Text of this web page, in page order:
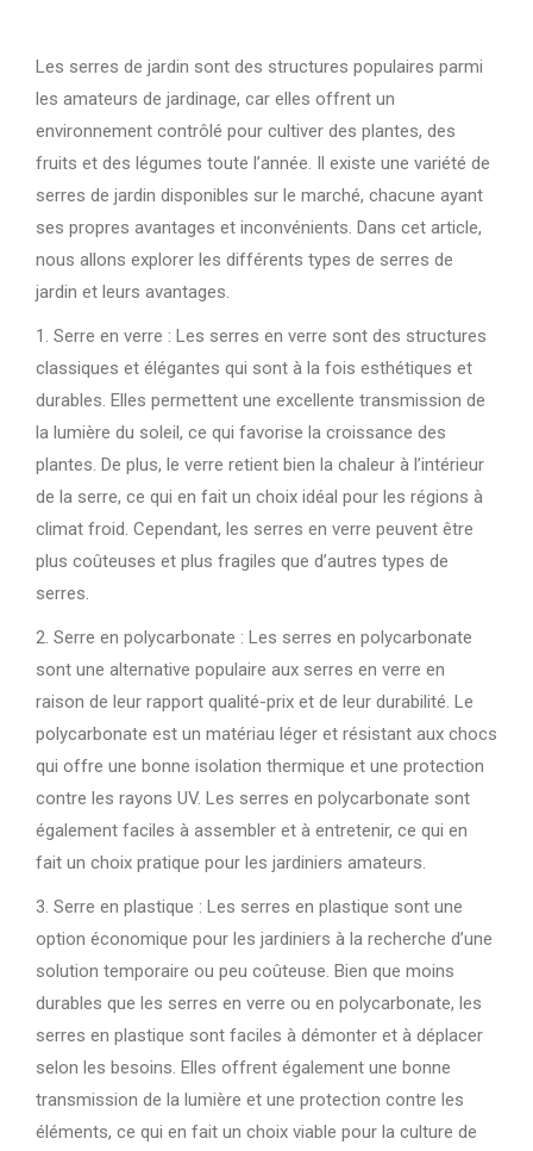
Les serres de jardin sont des structures populaires parmi
les amateurs de jardinage, car elles offrent un
environnement contrôlé pour cultiver des plantes, des
fruits et des légumes toute l’année. Il existe une variété de
serres de jardin disponibles sur le marché, chacune ayant
ses propres avantages et inconvénients. Dans cet article,
nous allons explorer les différents types de serres de
jardin et leurs avantages.
1. Serre en verre : Les serres en verre sont des structures
classiques et élégantes qui sont à la fois esthétiques et
durables. Elles permettent une excellente transmission de
la lumière du soleil, ce qui favorise la croissance des
plantes. De plus, le verre retient bien la chaleur à l’intérieur
de la serre, ce qui en fait un choix idéal pour les régions à
climat froid. Cependant, les serres en verre peuvent être
plus coûteuses et plus fragiles que d’autres types de
serres.
2. Serre en polycarbonate : Les serres en polycarbonate
sont une alternative populaire aux serres en verre en
raison de leur rapport qualité-prix et de leur durabilité. Le
polycarbonate est un matériau léger et résistant aux chocs
qui offre une bonne isolation thermique et une protection
contre les rayons UV. Les serres en polycarbonate sont
également faciles à assembler et à entretenir, ce qui en
fait un choix pratique pour les jardiniers amateurs.
3. Serre en plastique : Les serres en plastique sont une
option économique pour les jardiniers à la recherche d’une
solution temporaire ou peu coûteuse. Bien que moins
durables que les serres en verre ou en polycarbonate, les
serres en plastique sont faciles à démonter et à déplacer
selon les besoins. Elles offrent également une bonne
transmission de la lumière et une protection contre les
éléments, ce qui en fait un choix viable pour la culture de